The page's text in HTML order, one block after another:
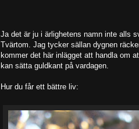
Ja det är ju i ärlighetens namn inte alls
Tvärtom. Jag tycker sällan dygnen
kommer det här inlägget att handla om
kan sätta guldkant på vardagen.
Hur du får ett bättre liv: